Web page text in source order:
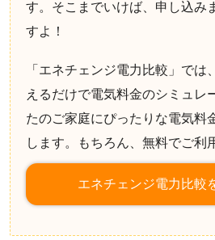
す。そこまでいけば、申し込み
すよ！
「エネチェンジ電力比較」では
えるだけで電気料金のシミュレ
たのご家庭にぴったりな電気料
します。もちろん、無料でご利
エネチェンジ電力比較